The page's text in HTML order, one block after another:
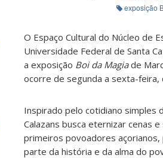
exposição
O Espaço Cultural do Núcleo de
Universidade Federal de Santa
a exposição Boi da Magiade
ocorre de segunda a sexta-feira,
Inspirado pelo cotidiano simples
Calazans busca eternizar cenas
primeiros povoadores
parte da história e da alma do